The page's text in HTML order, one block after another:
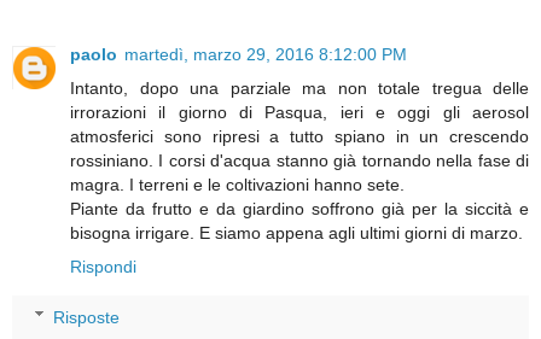
paolo martedì, marzo 29, 2016 8:12:00 PM
Intanto, dopo una parziale ma non totale tregua delle
irrorazioni il giorno di Pasqua, ieri e oggi gli aerosol
atmosferici sono ripresi a tutto spiano in un crescendo
rossiniano. I corsi d'acqua stanno già tornando nella fase di
magra. I terreni e le coltivazioni hanno sete.
Piante da frutto e da giardino soffrono già per la siccità e
bisogna irrigare. E siamo appena agli ultimi giorni di marzo.
Rispondi
Risposte